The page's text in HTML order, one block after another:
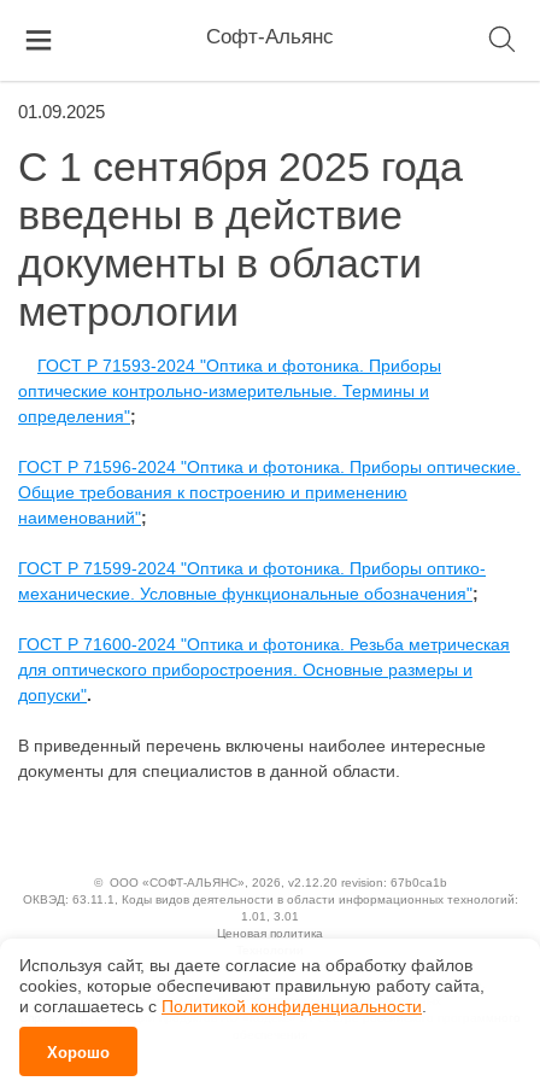
Софт-Альянс
01.09.2025
С 1 сентября 2025 года
введены в действие
документы в области
метрологии
ГОСТ Р 71593-2024 "Оптика и фотоника. Приборы
оптические контрольно-измерительные. Термины и
определения";
ГОСТ Р 71596-2024 "Оптика и фотоника. Приборы оптические.
Общие требования к построению и применению
наименований";
ГОСТ Р 71599-2024 "Оптика и фотоника. Приборы оптико-
механические. Условные функциональные обозначения";
ГОСТ Р 71600-2024 "Оптика и фотоника. Резьба метрическая
для оптического приборостроения. Основные размеры и
допуски".
В приведенный перечень включены наиболее интересные
документы для специалистов в данной области.
© ООО «СОФТ-АЛЬЯНС» , 2026, v2.12.20 revision: 67b0ca1b
ОКВЭД: 63.11.1, Коды видов деятельности в области информационных технологий:
1.01, 3.01
Ценовая политика
Исключительные авторские и смежные права принадлежат АО «Кодекс».
Положение по обработке и защите персональных данных
Справка о регистрации продуктов АО «Кодекс» в Реестре российского программного
Используя сайт, вы даете согласие на обработку файлов
сооkiеs, которые обеспечивают правильную работу сайта,
и соглашаетесь с Политикой конфиденциальности
Хорошо